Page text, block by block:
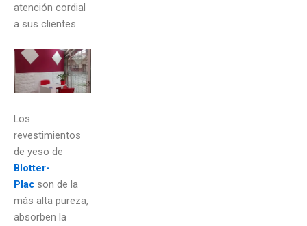
atención cordial
a sus clientes.
Los
revestimientos
de yeso de
Blotter-
Plac son de la
más alta pureza,
absorben la